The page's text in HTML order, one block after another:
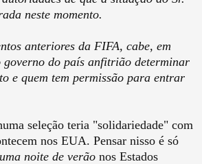
neste momento.
anteriores da FIFA, cabe, em
do país anfitrião determinar
e quem tem permissão para entrar
seleção teria "solidariedade" com
nos EUA. Pensar nisso é só
noite de verão nos Estados